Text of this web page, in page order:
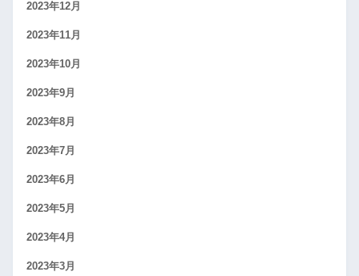
2023年12月
2023年11月
2023年10月
2023年9月
2023年8月
2023年7月
2023年6月
2023年5月
2023年4月
2023年3月